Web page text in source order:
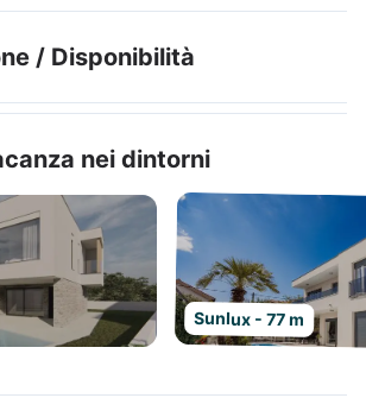
/ Disponibilità
nei dintorni
Sunlux - 77 m